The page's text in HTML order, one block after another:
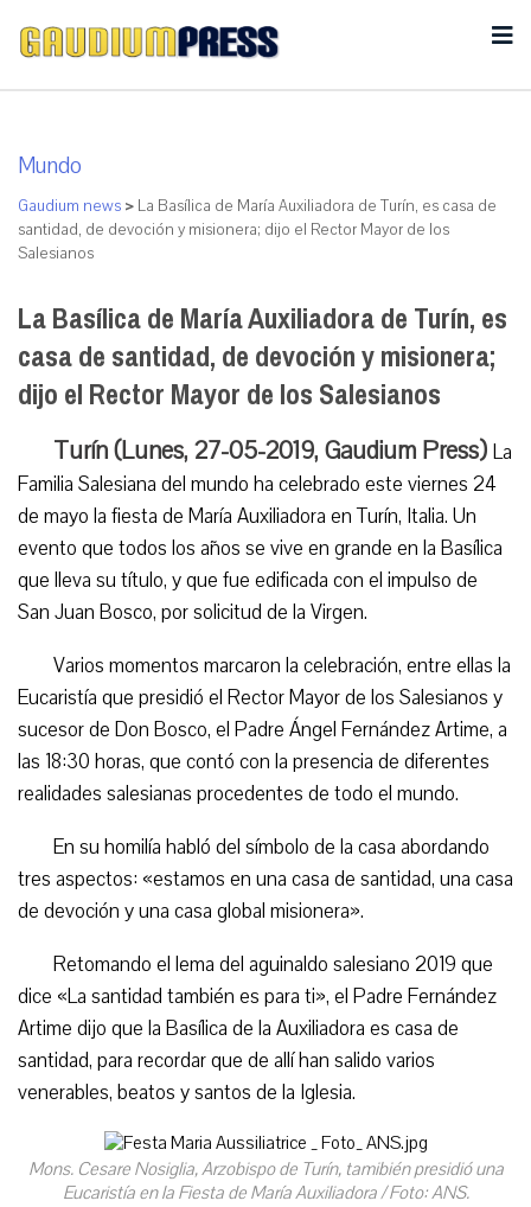
Mundo
Gaudium news > La Basílica de María Auxiliadora de Turín, es casa de
santidad, de devoción y misionera; dijo el Rector Mayor de los
Salesianos
La Basílica de María Auxiliadora de Turín, es
casa de santidad, de devoción y misionera;
dijo el Rector Mayor de los Salesianos
Turín (Lunes, 27-05-2019, Gaudium Press) La
Familia Salesiana del mundo ha celebrado este viernes 24
de mayo la fiesta de María Auxiliadora en Turín, Italia. Un
evento que todos los años se vive en grande en la Basílica
que lleva su título, y que fue edificada con el impulso de
San Juan Bosco, por solicitud de la Virgen.
Varios momentos marcaron la celebración, entre ellas la
Eucaristía que presidió el Rector Mayor de los Salesianos y
sucesor de Don Bosco, el Padre Ángel Fernández Artime, a
las 18:30 horas, que contó con la presencia de diferentes
realidades salesianas procedentes de todo el mundo.
En su homilía habló del símbolo de la casa abordando
tres aspectos: «estamos en una casa de santidad, una casa
de devoción y una casa global misionera».
Retomando el lema del aguinaldo salesiano 2019 que
dice «La santidad también es para ti», el Padre Fernández
Artime dijo que la Basílica de la Auxiliadora es casa de
santidad, para recordar que de allí han salido varios
venerables, beatos y santos de la Iglesia.
Mons. Cesare Nosiglia, Arzobispo de Turín, tamibién presidió una
Eucaristía en la Fiesta de María Auxiliadora / Foto: ANS.